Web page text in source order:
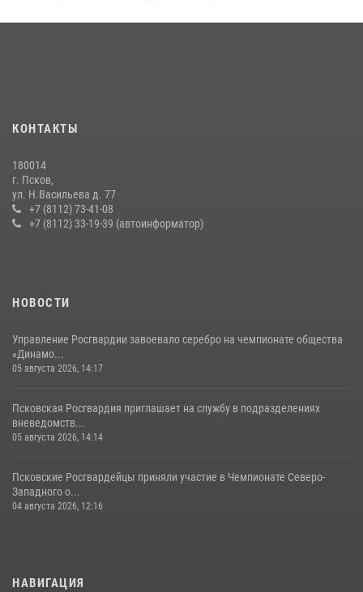
сутки пресекли в областном центре серию краж
Сотрудники вневедомственной охраны Росгвардии пресекли
хищение в магазине в Пскове
16 июля 2026, 10:24
31 июля 2026, 13:53
КОНТАКТЫ
180014
г. Псков,
ул. Н.Васильева д. 77
+7 (8112) 73-41-08
+7 (8112) 33-19-39 (автоинформатор)
НОВОСТИ
Управление Росгвардии завоевало серебро на чемпионате общества
«Динамо...
05 августа 2026, 14:17
Псковская Росгвардия приглашает на службу в подразделениях
вневедомств...
05 августа 2026, 14:14
Псковские Росгвардейцы приняли участие в Чемпионате Северо-
Западного о...
04 августа 2026, 12:16
НАВИГАЦИЯ